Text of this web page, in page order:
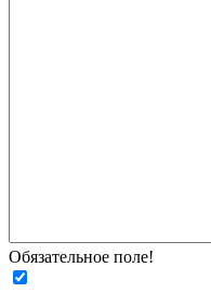
Обязательное поле!